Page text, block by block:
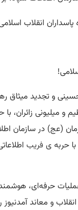
پاسداران انقلاب
و تجدید میثاق
و میلیونی
زمان (عج) در
حربه ی فریب
حرفه‌ای،
و معاند